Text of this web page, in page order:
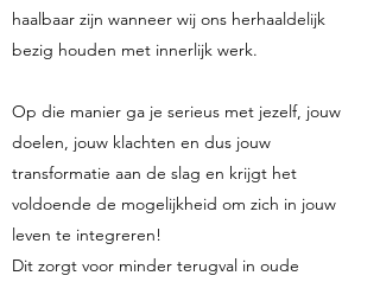
haalbaar zijn wanneer wij ons herhaaldelijk
bezig houden met innerlijk werk.
Op die manier ga je serieus met jezelf, jouw
doelen, jouw klachten en dus jouw
transformatie aan de slag en krijgt het
voldoende de mogelijkheid om zich in jouw
leven te integreren!
Dit zorgt voor minder terugval in oude